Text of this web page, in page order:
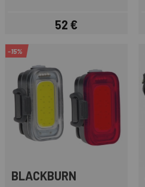
Prix
52 €
-15%
BLACKBURN